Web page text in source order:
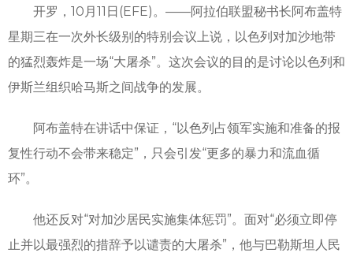
开罗，10月11日(EFE)。——阿拉伯联盟秘书长阿布盖特
星期三在一次外长级别的特别会议上说，以色列对加沙地带
的猛烈轰炸是一场“大屠杀”。这次会议的目的是讨论以色列和
伊斯兰组织哈马斯之间战争的发展。
阿布盖特在讲话中保证，“以色列占领军实施和准备的报
复性行动不会带来稳定”，只会引发“更多的暴力和流血循
环”。
他还反对“对加沙居民实施集体惩罚”。面对“必须立即停
止并以最强烈的措辞予以谴责的大屠杀”，他与巴勒斯坦人民